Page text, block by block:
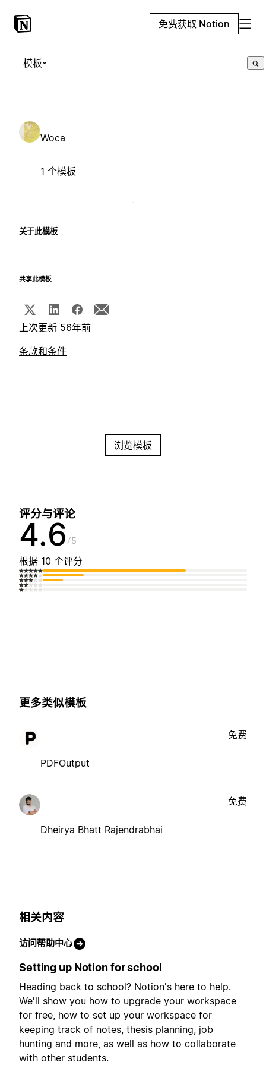
免费获取 Notion
模板
Woca
1 个模板
关于此模板
共享此模板
上次更新 56年前
条款和条件
浏览模板
评分与评论
4.6 5
根据 10 个评分
更多类似模板
PDFOutput
免费
Dheirya Bhatt Rajendrabhai
免费
相关内容
访问帮助中心
Setting up Notion for school
Heading back to school? Notion's here to help.
We'll show you how to upgrade your workspace
for free, how to set up your workspace for
keeping track of notes, thesis planning, job
hunting and more, as well as how to collaborate
with other students.